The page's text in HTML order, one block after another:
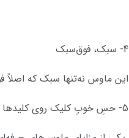
4- سبک، فوق‌سبک
این ماوس نه‌تنها سبک که اصلاً فوق‌سبک است. وزن آن فقط 80 گرم است و
5- حسِ خوبِ کلیک روی کلیدها